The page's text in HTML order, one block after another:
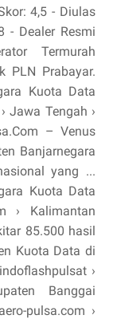
4,5 - ‎Diulas
- Dealer Resmi
Termurah
PLN Prabayar.
Kuota Data
Jawa Tengah ›
– Venus
Banjarnegara
yang ...
Kuota Data
› Kalimantan
85.500 hasil
Kuota Data di
›
Banggai
pulsa.com ›